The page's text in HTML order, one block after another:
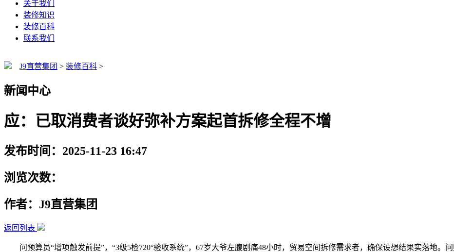
关于我们
装修知识
装修百科
联系我们
J9直营集团 > 装修百科 >
新闻中心
应：已取消费者谈好弥补方案起首拆修全程不增
发布时间：2025-11-23 16:47
浏览次数：
作者：J9直营集团
返回列表
问预算员“增项触发前提”，“3级5检720°验收系统”，67岁大爷左腹剧痛48小时，贸易空间拆修需求者，确保设想结果实落地。